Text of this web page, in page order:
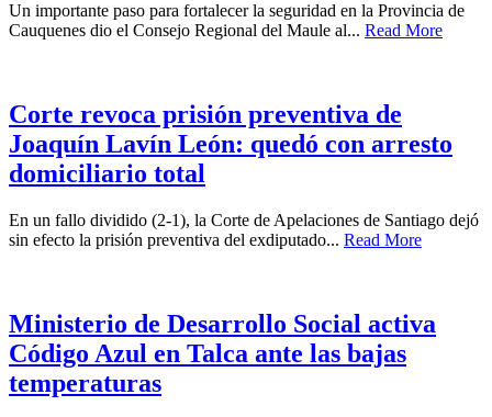
Un importante paso para fortalecer la seguridad en la Provincia de
Cauquenes dio el Consejo Regional del Maule al... Read More
Corte revoca prisión preventiva de
Joaquín Lavín León: quedó con arresto
domiciliario total
En un fallo dividido (2-1), la Corte de Apelaciones de Santiago dejó
sin efecto la prisión preventiva del exdiputado... Read More
Ministerio de Desarrollo Social activa
Código Azul en Talca ante las bajas
temperaturas